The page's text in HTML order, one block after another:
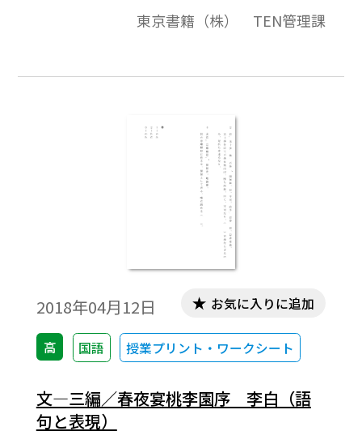
東京書籍（株） TEN管理課
2018年04月12日
高 国語 授業プリント・ワークシート
お気に入りに追加
文―三編／春夜宴桃李園序 李白（語
句と表現）